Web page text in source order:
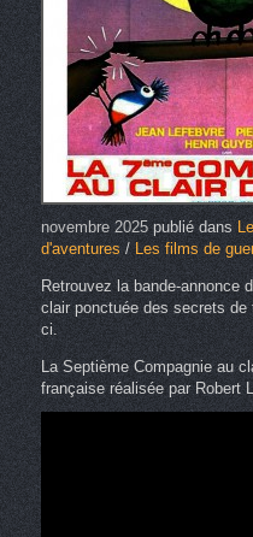
novembre 2025publié dans
d'aventures/ Les films de
Retrouvez la bande-annonce
clair ponctuée des secrets de
ci.
La Septième Compagnie au
française réalisée par Robert